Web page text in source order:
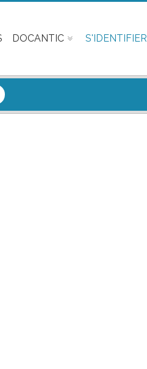
DOCANTIC S'IDENTIFIER